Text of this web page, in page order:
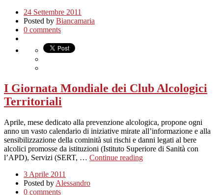
24 Settembre 2011
Posted by Biancamaria
0 comments
I Giornata Mondiale dei Club Alcologici
Territoriali
Aprile, mese dedicato alla prevenzione alcologica, propone ogni
anno un vasto calendario di iniziative mirate all’informazione e alla
sensibilizzazione della cominità sui rischi e danni legati al bere
alcolici promosse da istituzioni (Istituto Superiore di Sanità con
l’APD), Servizi (SERT, … Continue reading
3 Aprile 2011
Posted by Alessandro
0 comments